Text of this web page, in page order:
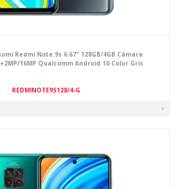
Redmi Note 9s 6.67" 128GB/4GB Cámara
16MP Qualcomm Android 10 Color Gris
REDMINOTE9S128/4-G
›